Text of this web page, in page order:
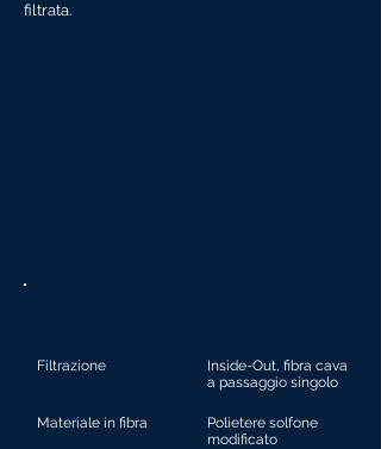
filtrata.
Filtrazione
Inside-Out, fibra cava
a passaggio singolo
Materiale in fibra
Polietere solfone
modificato